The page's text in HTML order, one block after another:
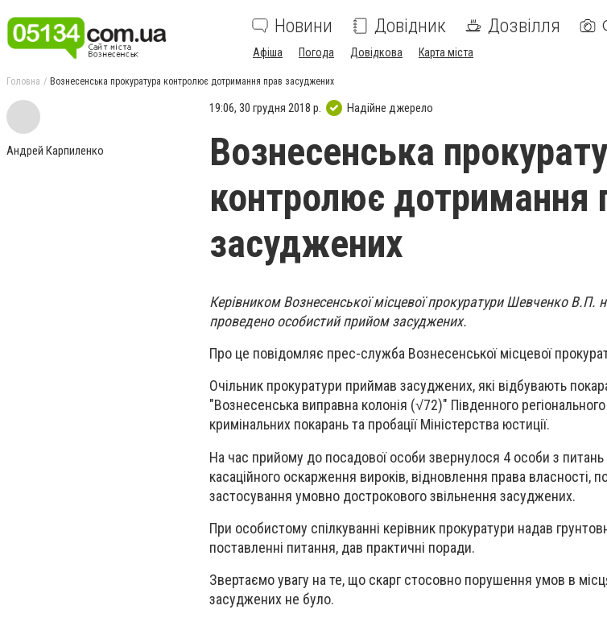
Новини Довідник Дозвілля
Афіша Погода Довідкова Карта міста
Головна Вознесенська прокуратура контролює дотримання прав засуджених
Андрей Карпиленко
19:06, 30 грудня 2018 р. Надійне джерело
Вознесенська
контролює дотримання
засуджених
Керівником Вознесенської місцевої прокуратури Шевченко В.П.
проведено особистий прийом засуджених.
Про це повідомляє прес-служба Вознесенської місцевої
Очільник прокуратури приймав засуджених, які відбувають
"Вознесенська виправна колонія (√72)" Південного
кримінальних покарань та пробації Міністерства юстиції.
На час прийому до посадової особи звернулося 4 особи з
касаційного оскарження вироків, відновлення права власності,
застосування умовно дострокового звільнення засуджених.
При особистому спілкуванні керівник прокуратури надав
поставленні питання, дав практичні поради.
Звертаємо увагу на те, що скарг стосовно порушення умов в
засуджених не було.